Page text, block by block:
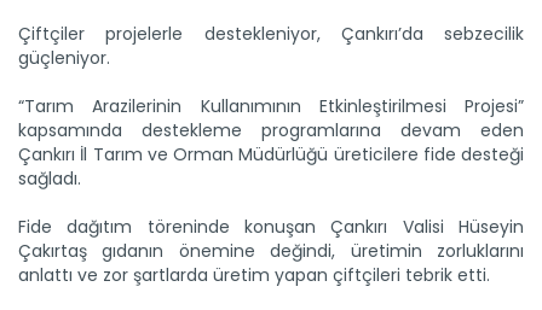
Çiftçiler projelerle destekleniyor, Çankırı’da sebzecilik
güçleniyor.
“Tarım Arazilerinin Kullanımının Etkinleştirilmesi Projesi”
kapsamında destekleme programlarına devam eden
Çankırı İl Tarım ve Orman Müdürlüğü üreticilere fide desteği
sağladı.
Fide dağıtım töreninde konuşan Çankırı Valisi Hüseyin
Çakırtaş gıdanın önemine değindi, üretimin zorluklarını
anlattı ve zor şartlarda üretim yapan çiftçileri tebrik etti.
Tarım ve Orman Bakanlığının hayata geçirdiği “B-Reçete
Sistemi”...
Devamını Oku ->